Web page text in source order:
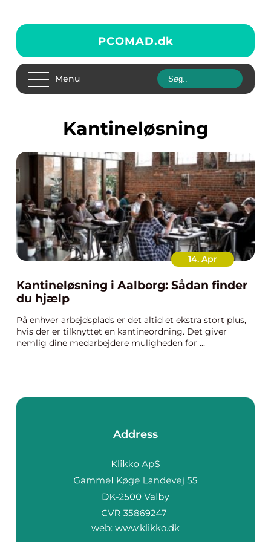
PCOMAD.dk
Menu
kantineløsning
14. Apr
Kantineløsning i Aalborg: Sådan finder
du hjælp
På enhver arbejdsplads er det altid et ekstra stort plus,
hvis der er tilknyttet en kantineordning. Det giver
nemlig dine medarbejdere muligheden for ...
Address
web: www.klikko.dk